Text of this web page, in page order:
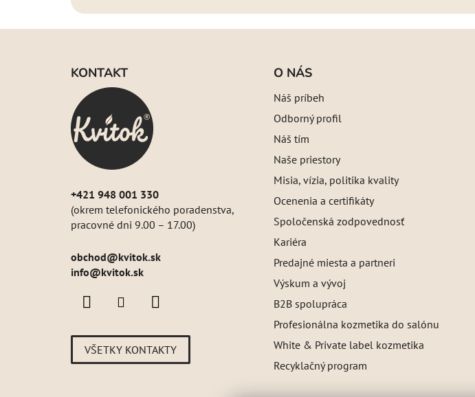
KONTAKT
+421 948 001 330
(okrem telefonického poradenstva,
pracovné dni 9.00 – 17.00)
obchod@kvitok.sk
info@kvitok.sk
VŠETKY KONTAKTY
O NÁS
Náš príbeh
Odborný profil
Náš tím
Naše priestory
Misia, vízia, politika kvality
Ocenenia a certifikáty
Spoločenská zodpovednosť
Kariéra
Predajné miesta a partneri
Výskum a vývoj
B2B spolupráca
Profesionálna kozmetika do salónu
White & Private label kozmetika
Recyklačný program